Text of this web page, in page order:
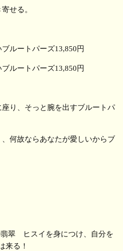
せる。
ルートパーズ13,850円
ルートパーズ13,850円
り、そっと腕を出すブルートパ
何故ならあなたが愛しいからブ
翠 ヒスイを身につけ、自分を
来る！